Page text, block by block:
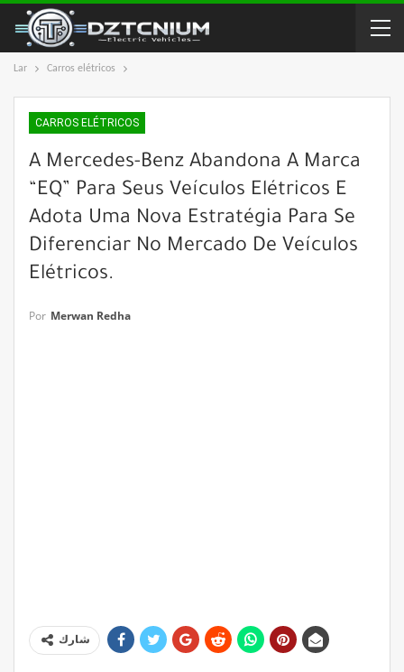
Lar Carros elétricos
CARROS ELÉTRICOS
A Mercedes-Benz Abandona A Marca
“EQ” Para Seus Veículos Elétricos E
Adota Uma Nova Estratégia Para Se
Diferenciar No Mercado De Veículos
Elétricos.
Por Merwan Redha
شارك